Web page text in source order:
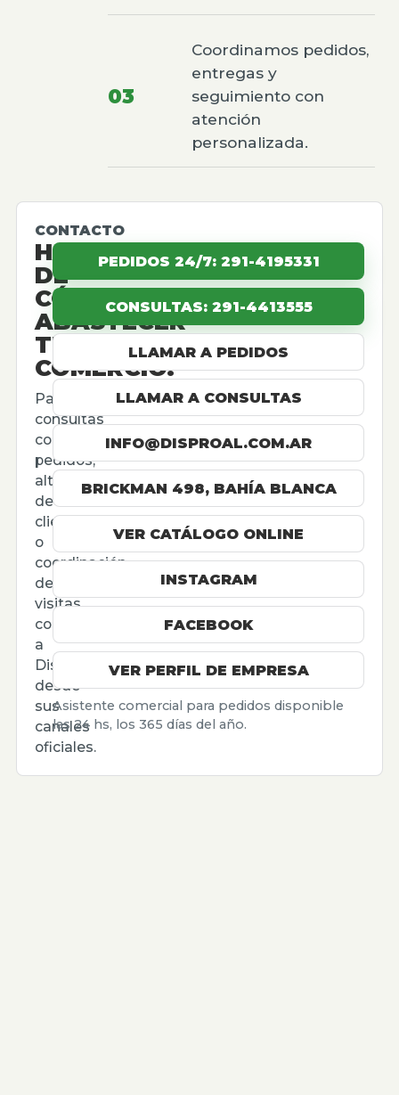
03
Coordinamos pedidos,
entregas y
seguimiento con
atención
personalizada.
CONTACTO
HABLEMOS
DE
CÓMO
ABASTECER
TU
COMERCIO.
Para
consultas
comerciales,
pedidos,
altas
de
cliente
o
coordinación
de
visitas,
contactá
a
Disproal
desde
sus
canales
oficiales.
PEDIDOS 24/7: 291-4195331
CONSULTAS: 291-4413555
LLAMAR A PEDIDOS
LLAMAR A CONSULTAS
INFO@DISPROAL.COM.AR
BRICKMAN 498, BAHÍA BLANCA
VER CATÁLOGO ONLINE
INSTAGRAM
FACEBOOK
VER PERFIL DE EMPRESA
Asistente comercial para pedidos disponible
las 24 hs, los 365 días del año.